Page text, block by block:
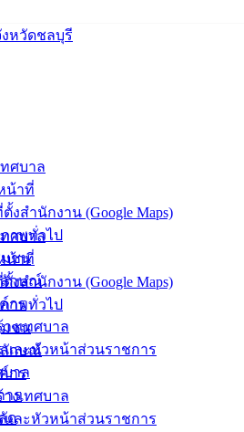
ศบาล
น้าที่
งสำนักงาน (Google Maps)
าพทั่วไป
ชน
กษณ์
กร
งเทศบาล
และหัวหน้าส่วนราชการ
บาล
าร
ด
ทศบาล
น้าที่
งสำนักงาน (Google Maps)
าพทั่วไป
ชน
กษณ์
กร
งเทศบาล
และหัวหน้าส่วนราชการ
ตเตอรี่รถยนต์ ทะเบียน กย2263
า ซื้อแบตเตอรี่รถยนต์
าคม 2, 2024